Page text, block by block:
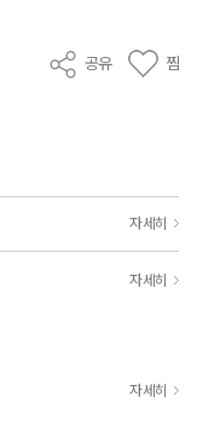
공유 찜
자세히
자세히
자세히